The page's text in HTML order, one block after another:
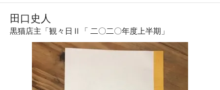
田口史人
黒猫店主「観々日Ⅱ「 二〇二〇年度上半期」